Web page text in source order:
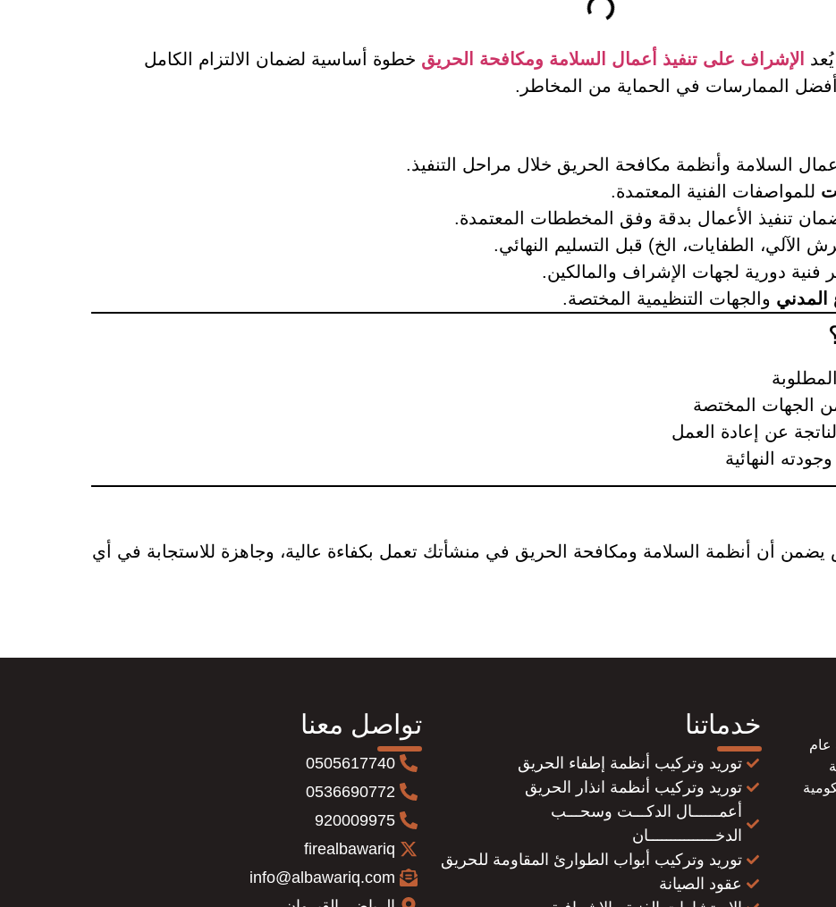
الإشراف على تنفيذ أعمال السلامة ومكافحة الحريق خطوة أساسية لضمان الالتزام الكامل
أفضل الممارسات في الحماية من المخاطر.
السلامة وأنظمة مكافحة الحريق خلال مراحل التنفيذ.
للمواصفات الفنية المعتمدة.
تنفيذ الأعمال بدقة وفق المخططات المعتمدة.
الآلي، الطفايات، الخ) قبل التسليم النهائي.
فنية دورية لجهات الإشراف والمالكين.
المدني والجهات التنظيمية المختصة.
الجهات المختصة
عن إعادة العمل
النهائية
أن أنظمة السلامة ومكافحة الحريق في منشأتك تعمل بكفاءة عالية، وجاهزة للاستجابة في أي
عام
خدماتنا
توريد وتركيب أنظمة إطفاء الحريق
توريد وتركيب أنظمة انذار الحريق
أعمــــــال الدكـــت وسحـــب
الدخـــــــــــــــان
توريد وتركيب أبواب الطوارئ المقاومة للحريق
عقود الصيانة
تواصل معنا
0505617740
0536690772
920009975
firealbawariq
info@albawariq.com